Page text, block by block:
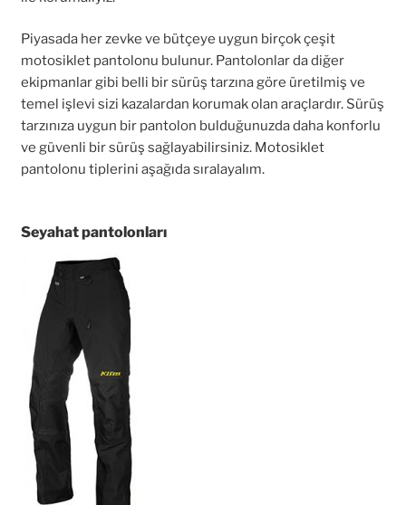
Piyasada her zevke ve bütçeye uygun birçok çeşit
motosiklet pantolonu bulunur. Pantolonlar da diğer
ekipmanlar gibi belli bir sürüş tarzına göre üretilmiş ve
temel işlevi sizi kazalardan korumak olan araçlardır. Sürüş
tarzınıza uygun bir pantolon bulduğunuzda daha konforlu
ve güvenli bir sürüş sağlayabilirsiniz. Motosiklet
pantolonu tiplerini aşağıda sıralayalım.
Seyahat pantolonları